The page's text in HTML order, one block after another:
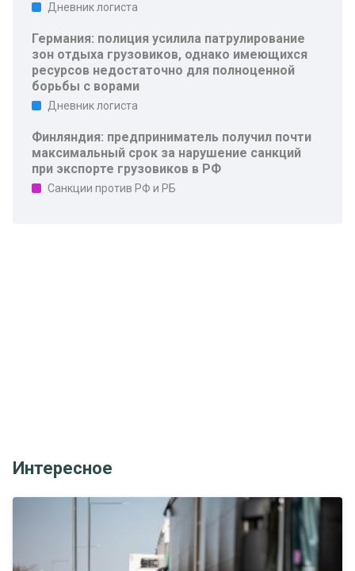
Дневник логиста
Германия: полиция усилила патрулирование
зон отдыха грузовиков, однако имеющихся
ресурсов недостаточно для полноценной
борьбы с ворами
Дневник логиста
Финляндия: предприниматель получил почти
максимальный срок за нарушение санкций
при экспорте грузовиков в РФ
Санкции против РФ и РБ
Интересное